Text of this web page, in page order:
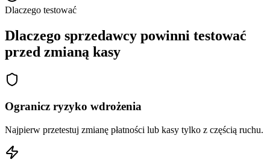
Dlaczego testować
Dlaczego sprzedawcy powinni testować
przed zmianą kasy
Ogranicz ryzyko wdrożenia
Najpierw przetestuj zmianę płatności lub kasy tylko z częścią ruchu.